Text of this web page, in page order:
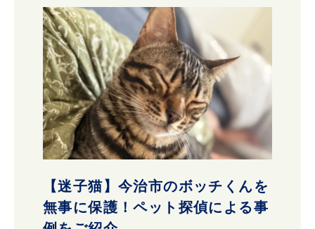
【迷子猫】今治市のボッチくんを
無事に保護！ペット探偵による事